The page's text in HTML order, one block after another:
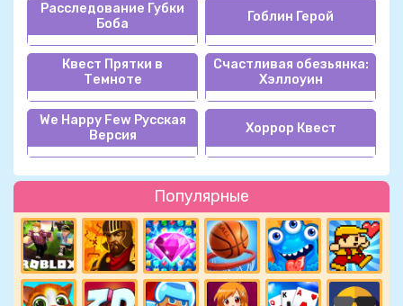
Популярные
Расследование Губки
Боба
Гоблин Герой
Квест Прятки в
Темноте
Счастливая обезьянка:
Хэллоуин
We Happy Few Русская
Версия
Хоррор Квест